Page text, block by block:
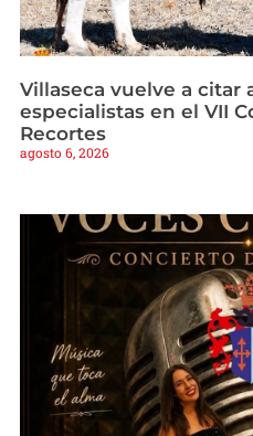
Villaseca vuelve a citar
especialistas en el VII
Recortes
agosto 6, 2026